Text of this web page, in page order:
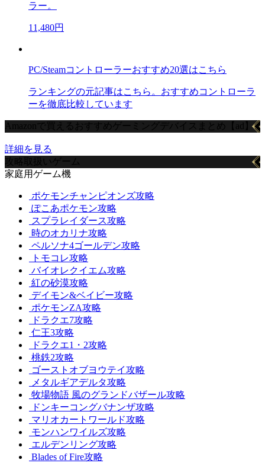
ラー。
11,480円
PC/Steamコントローラーおすすめ20選はこちら
ランキングの元記事はこちら。おすすめコントローラ
ーを徹底比較しています
Amazonで買えるおすすめゲーミングデバイスまとめ【ad】
詳細を見る
攻略取扱いゲーム
家庭用ゲーム機
ポケモンチャンピオンズ攻略
ぽこあポケモン攻略
スプラレイダース攻略
時のオカリナ攻略
ペルソナ4ゴールデン攻略
トモコレ攻略
バイオレクイエム攻略
紅の砂漠攻略
デイモン&ベイビー攻略
ポケモンZA攻略
ドラクエ7攻略
仁王3攻略
ドラクエ1・2攻略
桃鉄2攻略
ゴーストオブヨウテイ攻略
メタルギアデルタ攻略
牧場物語 風のグランドバザール攻略
ドンキーコングバナンザ攻略
マリオカートワールド攻略
モンハンワイルズ攻略
エルデンリング攻略
Blades of Fire攻略